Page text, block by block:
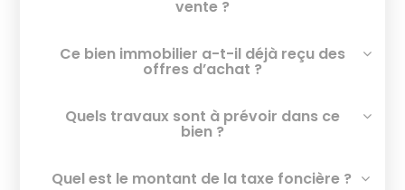
vente ?
Ce bien immobilier a-t-il déjà reçu des
offres d’achat ?
Quels travaux sont à prévoir dans ce
bien ?
Quel est le montant de la taxe foncière ?